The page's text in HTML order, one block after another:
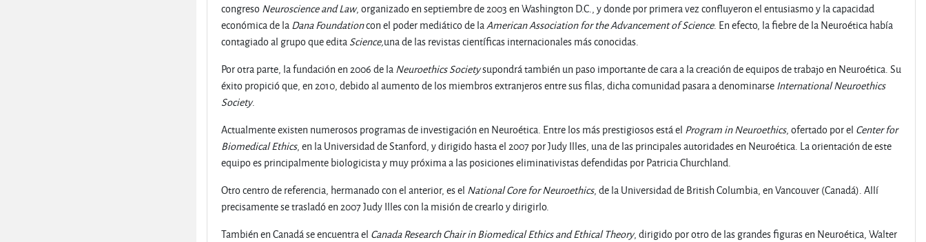
congreso Neuroscience and Law, organizado en septiembre de 2003 en Washington D.C., y donde por primera vez confluyeron el entusiasmo y la capacidad
económica de laDana Foundationcon el poder mediático de laAmerican Associationfor the Advancement of Science. En efecto, la fiebre de la Neuroética había
contagiado al grupo que editaScience,una de las revistas científicas internacionales más conocidas.
Por otra parte, la fundación en 2006 de laNeuroethics Societysupondrá también un paso importante de cara a la creación de equipos de trabajo en Neuroética. Su
éxito propició que, en 2010, debido al aumento de los miembros extranjeros entre sus filas, dicha comunidad pasara a denominarseInternational Neuroethics
Society.
Actualmente existen numerosos programas de investigación en Neuroética. Entre los más prestigiosos está el Program in Neuroethics, ofertado por el Center for
Biomedical Ethics, en la Universidad de Stanford, y dirigido hasta el 2007 por Judy Illes, una de las principales autoridades en Neuroética. La orientación de este
equipo es principalmente biologicista y muy próxima a las posiciones eliminativistas defendidas por Patricia Churchland.
Otro centro de referencia, hermanado con el anterior, es el National Core for Neuroethics, de la Universidad de British Columbia, en Vancouver (Canadá). Allí
precisamente se trasladó en 2007 Judy Illes con la misión de crearlo y dirigirlo.
También en Canadá se encuentra el Canada Research Chair in Biomedical Ethics and Ethical Theory, dirigido por otro de las grandes figuras en Neuroética, Walter